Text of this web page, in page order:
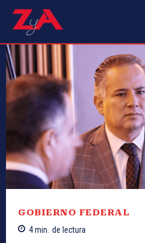
GOBIERNO FEDERAL
4min. de lectura